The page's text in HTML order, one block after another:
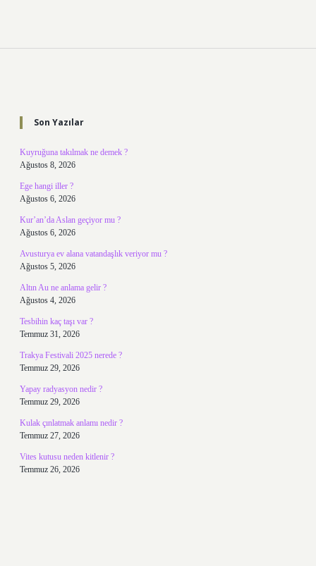
Son Yazılar
Kuyruğuna takılmak ne demek ?
Ağustos 8, 2026
Ege hangi iller ?
Ağustos 6, 2026
Kur’an’da Aslan geçiyor mu ?
Ağustos 6, 2026
Avusturya ev alana vatandaşlık veriyor mu ?
Ağustos 5, 2026
Altın Au ne anlama gelir ?
Ağustos 4, 2026
Tesbihin kaç taşı var ?
Temmuz 31, 2026
Trakya Festivali 2025 nerede ?
Temmuz 29, 2026
Yapay radyasyon nedir ?
Temmuz 29, 2026
Kulak çınlatmak anlamı nedir ?
Temmuz 27, 2026
Vites kutusu neden kitlenir ?
Temmuz 26, 2026